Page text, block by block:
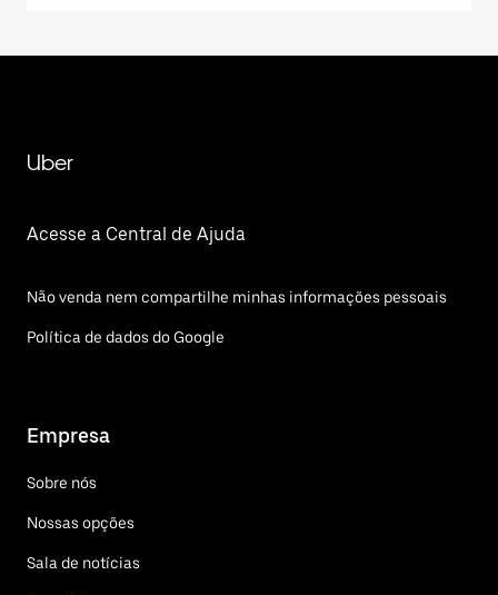
Uber
Acesse a Central de Ajuda
Não venda nem compartilhe minhas informações pessoais
Política de dados do Google
Empresa
Sobre nós
Nossas opções
Sala de notícias